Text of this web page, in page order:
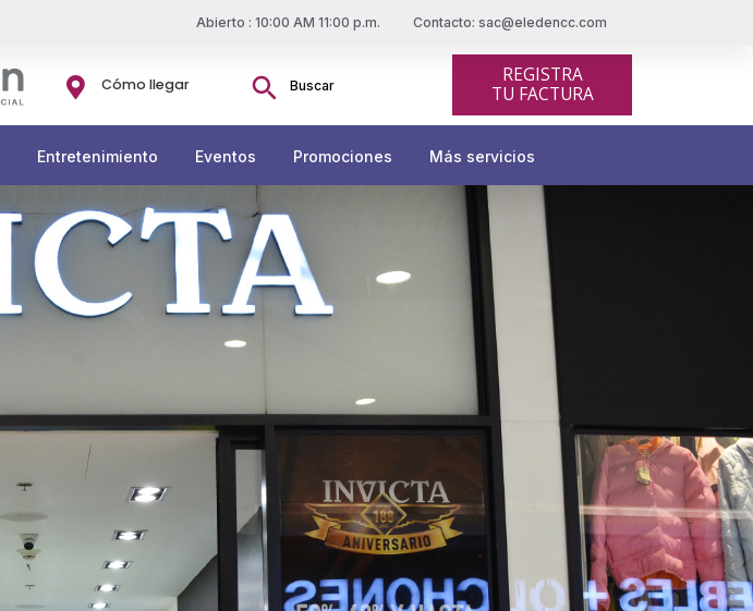
Abierto : 10:00 AM 11:00 p.m. Contacto: sac@eledencc.com
 Cómo llegar
Buscar:
Botón de búsquedaREGISTRA
TU FACTURA
Entretenimiento Eventos Promociones Más servicios